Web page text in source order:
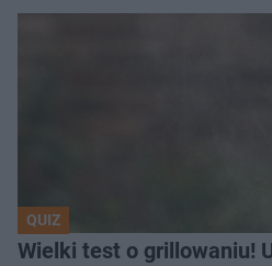
QUIZ
Wielki test o grillowaniu!